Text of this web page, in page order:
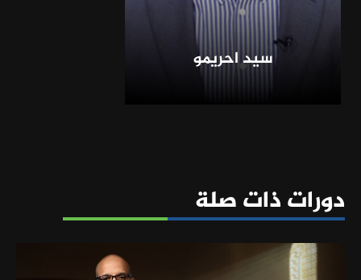
سيد احريمو
دورات ذات صلة